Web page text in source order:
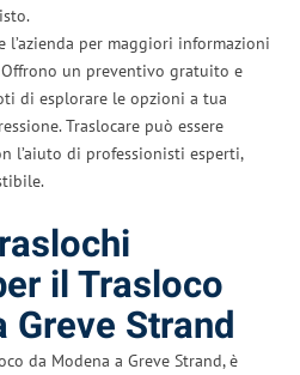
per maggiori informazioni
un preventivo gratuito e
di esplorare le opzioni a tua
Traslocare può essere
l’aiuto di professionisti esperti,
il Trasloco
Greve Strand
da Modena a Greve Strand, è